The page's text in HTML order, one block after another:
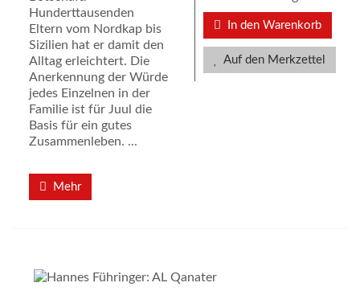
Hunderttausenden
Eltern vom Nordkap bis
Sizilien hat er damit den
Alltag erleichtert. Die
Anerkennung der Würde
jedes Einzelnen in der
Familie ist für Juul die
Basis für ein gutes
Zusammenleben. ...
Mehr
In den Warenkorb
Auf den Merkzettel